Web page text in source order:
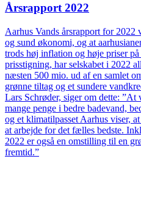
Årsrapport 2022
Aarhus Vands årsrapport for 2022
og sund økonomi, og at
trods høj inflation og høje priser
prisstigning, har selskabet i 2022
næsten 500 mio. ud af en samlet
grønne tiltag og et sundere
Lars Schrøder, siger om dette: ”At
mange penge i bedre badevand,
og et klimatilpasset Aarhus viser,
at arbejde for det fælles bedste.
2022 er også en omstilling til en
fremtid.”